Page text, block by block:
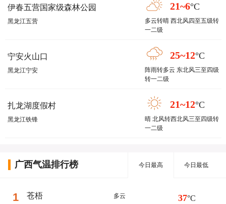
伊春五营国家级森林公园
黑龙江五营
21~6°C
多云转晴 西北风四至五级转
一二级
宁安火山口
黑龙江宁安
25~12°C
阵雨转多云 东北风三至四级
转一二级
扎龙湖度假村
黑龙江铁锋
21~12°C
晴 北风转西北风三至四级转
一二级
广西气温排行榜 今日最高 今日最低
1 苍梧 多云 37°C